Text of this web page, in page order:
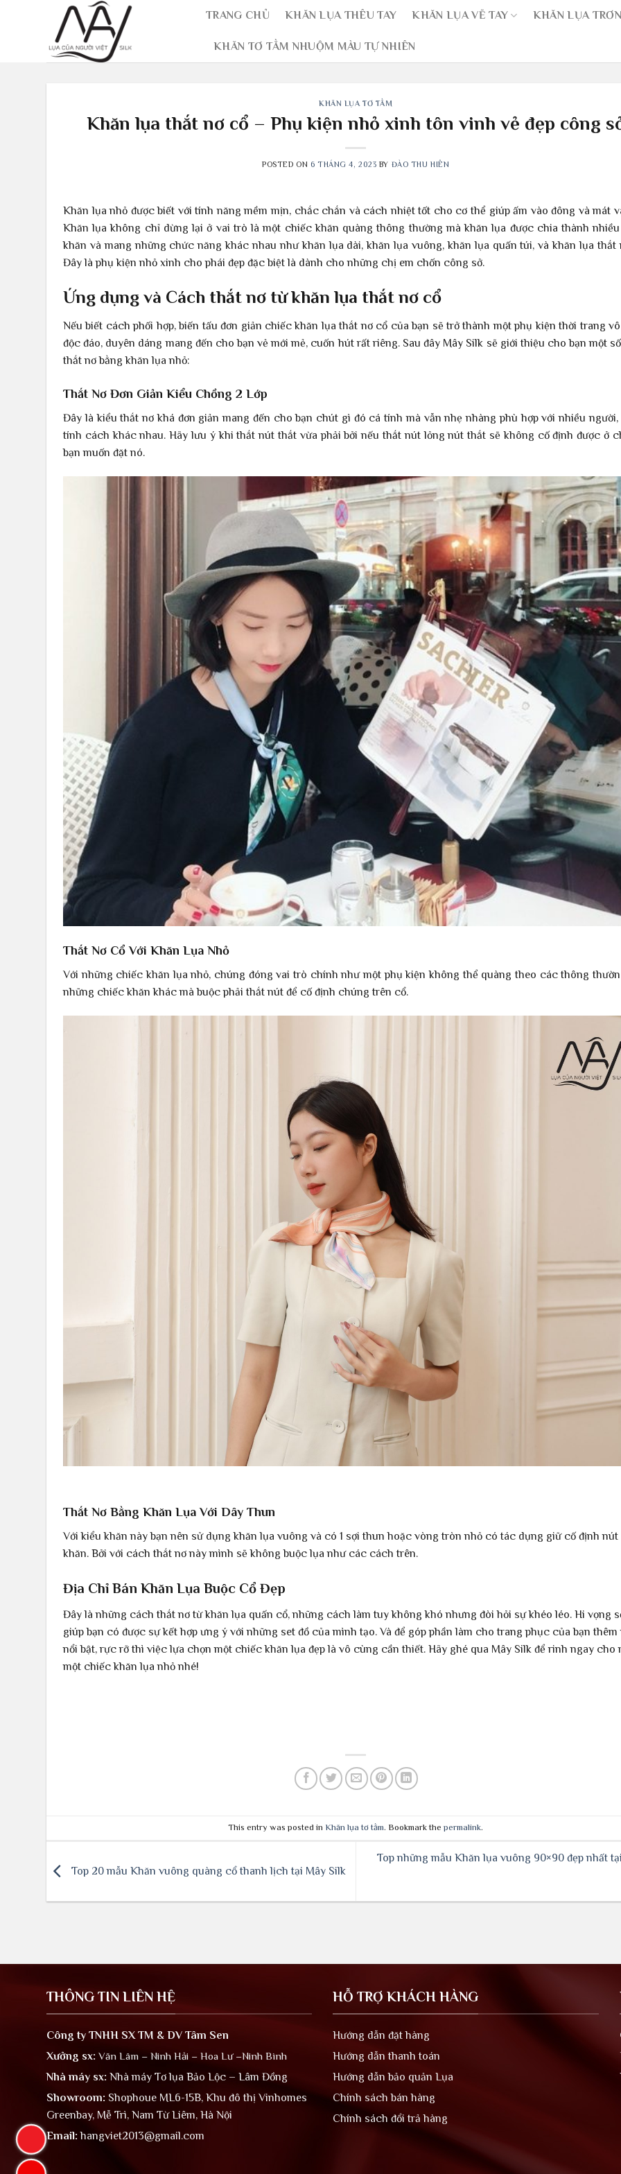
TRANG CHỦ KHĂN LỤA THÊU TAY KHĂN LỤA VẼ TAY KHĂN LỤA TRƠN
KHĂN TƠ TẰM NHUỘM MÀU TỰ NHIÊN
KHĂN LỤA TƠ TẰM
Khăn lụa thắt nơ cổ – Phụ kiện nhỏ xinh tôn vinh vẻ đẹp công
POSTED ON 6 THÁNG 4, 2023 BY ĐÀO THU HIÊN
Khăn lụa nhỏ được biết với tính năng mềm mịn, chắc chắn và cách nhiệt tốt cho cơ thể giúp ấm vào đông và mát
Khăn lụa không chỉ dừng lại ở vai trò là một chiếc khăn quàng thông thường mà khăn lụa được chia thành
khăn và mang những chức năng khác nhau như khăn lụa dài, khăn lụa vuông, khăn lụa quấn túi, và khăn lụa thắt
Đây là phụ kiện nhỏ xinh cho phái đẹp đặc biệt là dành cho những chị em chốn công sở.
Ứng dụng và Cách thắt nơ từ khăn lụa thắt nơ cổ
Nếu biết cách phối hợp, biến tấu đơn giản chiếc khăn lụa thắt nơ cổ của bạn sẽ trở thành một phụ kiện thời trang
độc đáo, duyên dáng mang đến cho bạn vẻ mới mẻ, cuốn hút rất riêng. Sau đây Mây Silk sẽ giới thiệu cho bạn một
thắt nơ bằng khăn lụa nhỏ:
Thắt Nơ Đơn Giản Kiểu Chồng 2 Lớp
Đây là kiểu thắt nơ khá đơn giản mang đến cho bạn chút gì đó cá tính mà vẫn nhẹ nhàng phù hợp với nhiều người,
tính cách khác nhau. Hãy lưu ý khi thắt nút thắt vừa phải bởi nếu thắt nút lỏng nút thắt sẽ không cố định được ở
bạn muốn đặt nó.
Thắt Nơ Cổ Với Khăn Lụa Nhỏ
Với những chiếc khăn lụa nhỏ, chúng đóng vai trò chính như một phụ kiện không thể quàng theo các thông
những chiếc khăn khác mà buộc phải thắt nút để cố định chúng trên cổ.
Thắt Nơ Bằng Khăn Lụa Với Dây Thun
Với kiểu khăn này bạn nên sử dụng khăn lụa vuông và có 1 sợi thun hoặc vòng tròn nhỏ có tác dụng giữ cố định nút
khăn. Bởi với cách thắt nơ này mình sẽ không buộc lụa như các cách trên.
Địa Chỉ Bán Khăn Lụa Buộc Cổ Đẹp
Đây là những cách thắt nơ từ khăn lụa quấn cổ, những cách làm tuy không khó nhưng đòi hỏi sự khéo léo. Hi vọng
giúp bạn có được sự kết hợp ưng ý với những set đồ của mình tạo. Và để góp phần làm cho trang phục của bạn thêm
nổi bật, rực rỡ thì việc lựa chọn một chiếc khăn lụa đẹp là vô cùng cần thiết. Hãy ghé qua Mây Silk để rinh ngay cho
một chiếc khăn lụa nhỏ nhé!
This entry was posted in Khăn lụa tơ tằm. Bookmark thepermalink.
Top 20 mẫu Khăn vuông quàng cổ thanh lịch tại Mây Silk
Top những mẫu Khăn lụa vuông 90×90 đẹp nhất
THÔNG TIN LIÊN HỆ
Công ty TNHH SX TM & DV Tâm Sen
Xưởng sx: Văn Lâm – Ninh Hải – Hoa Lư –Ninh Bình
Nhà máy sx: Nhà máy Tơ lụa Bảo Lộc – Lâm Đồng
Showroom: Shophoue ML6-15B, Khu đô thị Vinhomes
Greenbay, Mễ Trì, Nam Từ Liêm, Hà Nội
Email:hangviet2013@gmail.com
HỖ TRỢ KHÁCH HÀNG
Hướng dẫn đặt hàng
Hướng dẫn thanh toán
Hướng dẫn bảo quản Lụa
Chính sách bán hàng
Chính sách đổi trả hàng